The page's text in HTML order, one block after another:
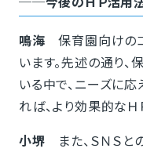
鳴海 保育園向けの
います。先述の通り
いる中で、ニーズに
れば、より効果的なＨ
小堺 また、ＳＮＳ